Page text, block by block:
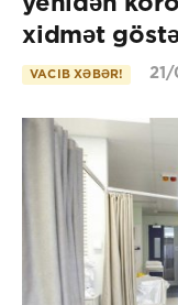
xidmət
VACIB XƏBƏR! 21/